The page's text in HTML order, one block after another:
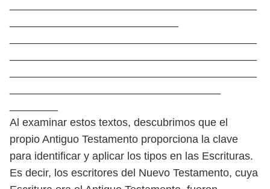
Al examinar estos textos, descubrimos que el
propio Antiguo Testamento proporciona la clave
para identificar y aplicar los tipos en las Escrituras.
Es decir, los escritores del Nuevo Testamento, cuya